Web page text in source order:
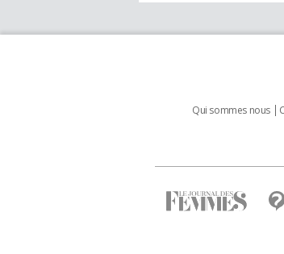
Qui sommes nous